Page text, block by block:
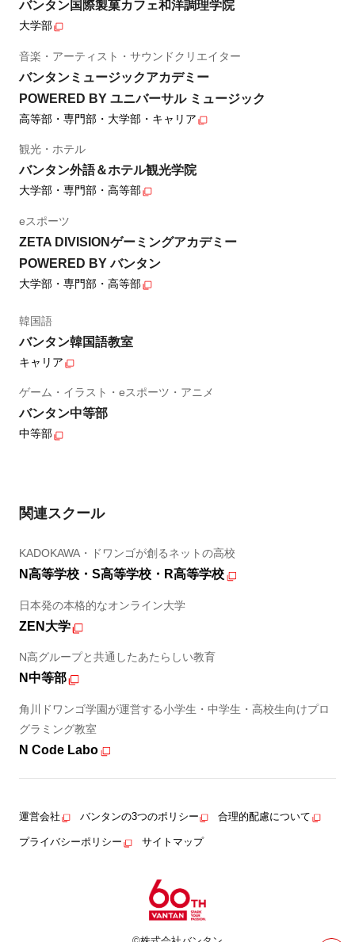
バンタン国際製菓カフェ和洋調理学院
大学部
音楽・アーティスト・サウンドクリエイター
バンタンミュージックアカデミー
POWERED BY ユニバーサル ミュージック
高等部・専門部・大学部・キャリア
観光・ホテル
バンタン外語＆ホテル観光学院
大学部・専門部・高等部
eスポーツ
ZETA DIVISIONゲーミングアカデミー
POWERED BY バンタン
大学部・専門部・高等部
韓国語
バンタン韓国語教室
キャリア
ゲーム・イラスト・eスポーツ・アニメ
バンタン中等部
中等部
関連スクール
KADOKAWA・ドワンゴが創るネットの高校
N高等学校・S高等学校・R高等学校
日本発の本格的なオンライン大学
ZEN大学
N高グループと共通したあたらしい教育
N中等部
角川ドワンゴ学園が運営する小学生・中学生・高校生向けプロ
グラミング教室
N Code Labo
運営会社 バンタンの3つのポリシー 合理的配慮について
プライバシーポリシー サイトマップ